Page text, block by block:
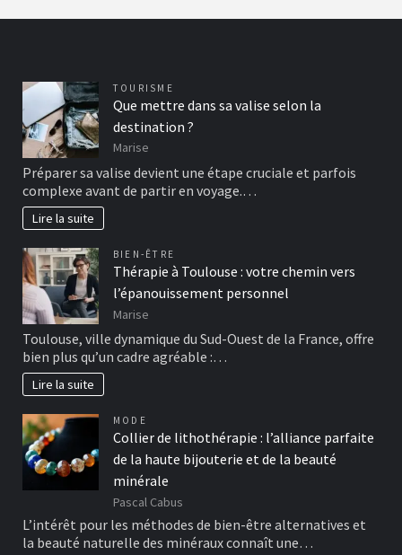
TOURISME
Que mettre dans sa valise selon la
destination ?
Marise
Préparer sa valise devient une étape cruciale et parfois
complexe avant de partir en voyage.…
Lire la suite
BIEN-ÊTRE
Thérapie à Toulouse : votre chemin vers
l’épanouissement personnel
Marise
Toulouse, ville dynamique du Sud-Ouest de la France, offre
bien plus qu’un cadre agréable :…
Lire la suite
MODE
Collier de lithothérapie : l’alliance parfaite
de la haute bijouterie et de la beauté
minérale
Pascal Cabus
L’intérêt pour les méthodes de bien-être alternatives et
la beauté naturelle des minéraux connaît une…